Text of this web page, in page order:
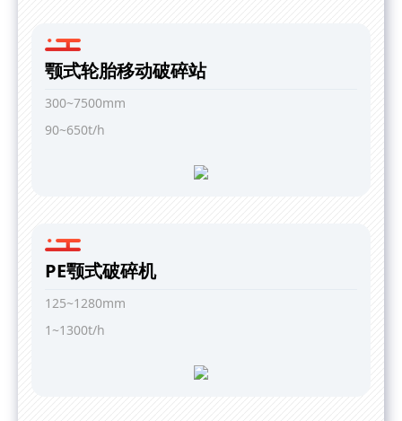
颚式轮胎移动破碎站
300~7500mm
90~650t/h
PE颚式破碎机
125~1280mm
1~1300t/h